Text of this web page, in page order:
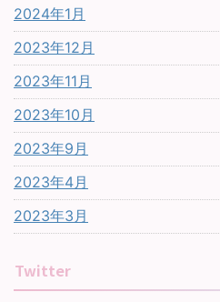
2024年1月
2023年12月
2023年11月
2023年10月
2023年9月
2023年4月
2023年3月
Twitter